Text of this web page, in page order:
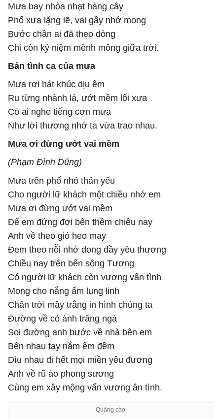
Mưa bay nhòa nhạt hàng cây
Phố xưa lặng lẽ, vai gầy nhớ mong
Bước chân ai đã theo dòng
Chỉ còn kỷ niệm mênh mông giữa trời.
Bản tình ca của mưa
Mưa rơi hát khúc dịu êm
Ru từng nhành lá, ướt mềm lối xưa
Có ai nghe tiếng cơn mưa
Như lời thương nhớ ta vừa trao nhau.
Mưa ơi đừng ướt vai mềm
(Phạm Đình Dũng)
Mưa trên phố nhỏ thân yêu
Cho người lữ khách một chiều nhớ em
Mưa ơi đừng ướt vai mềm
Để em đứng đợi bên thềm chiều nay
Anh về theo gió heo may
Đem theo nỗi nhớ đong đầy yêu thương
Chiều nay trên bến sông Tương
Có người lữ khách còn vương vấn tình
Mong cho nắng ấm lung linh
Chân trời mây trắng in hình chúng ta
Đường về có ánh trăng ngà
Soi đường anh bước về nhà bên em
Bên nhau tay nắm êm đềm
Dìu nhau đi hết mọi miền yêu đương
Anh về rũ áo phong sương
Cùng em xây mộng vấn vương ân tình.